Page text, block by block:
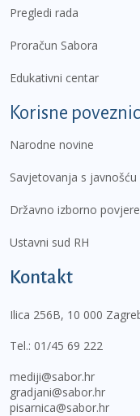
Pregledi rada
Proračun Sabora
Edukativni centar
Korisne
Narodne novine
Savjetovanja s javnošću
Državno izborno
Ustavni sud RH
Kontakt
Ilica 256B, 10 000
Tel.: 01/45 69 222
mediji@sabor.hr
gradjani@sabor.hr
pisarnica@sabor.hr